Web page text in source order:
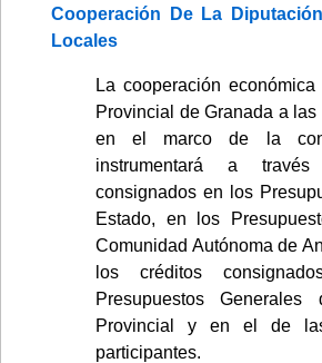
Cooperación De La
Locales
La cooperación
Provincial de Granada a
en el marco de la
instrumentará a
consignados en los
Estado, en los
Comunidad Autónoma de
los créditos
Presupuestos
Provincial y en el de
participantes.